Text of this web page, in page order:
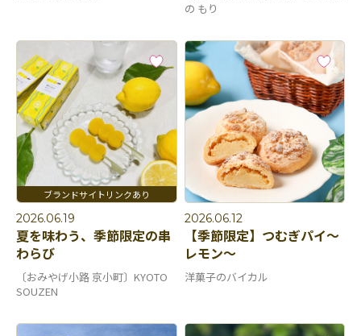
の もり
2026.06.19
夏を味わう、季節限定の串
わらび
〔おみやげ小路 京小町〕KYOTO
SOUZEN
2026.06.12
【季節限定】つむぎパイ～
レモン～
洋菓子のバイカル